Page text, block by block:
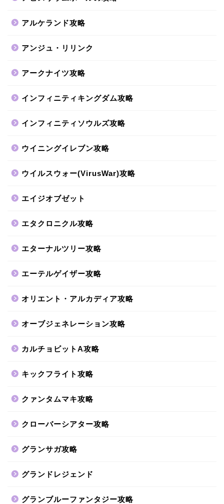
アルケランド攻略
アンジュ・リリンク
アークナイツ攻略
インフィニティキングダム攻略
インフィニティソウルズ攻略
ウイニングイレブン攻略
ウイルスウォー(VirusWar)攻略
エイジオブゼット
エタクロニクル攻略
エターナルツリー攻略
エーテルゲイザー攻略
オリエント・アルカディア攻略
オーブジェネレーション攻略
カルチョビットA攻略
キックフライト攻略
クァンタムマキ攻略
クローバーシアター攻略
グランサガ攻略
グランドレジェンド
グランブルーファンタジー攻略